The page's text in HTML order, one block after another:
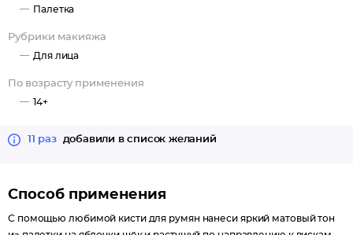
Палетка
Рубрики макияжа
Для лица
По возрасту применения
14+
11 раз добавили в список желаний
Способ применения
С помощью любимой кисти для румян нанеси яркий матовый тон